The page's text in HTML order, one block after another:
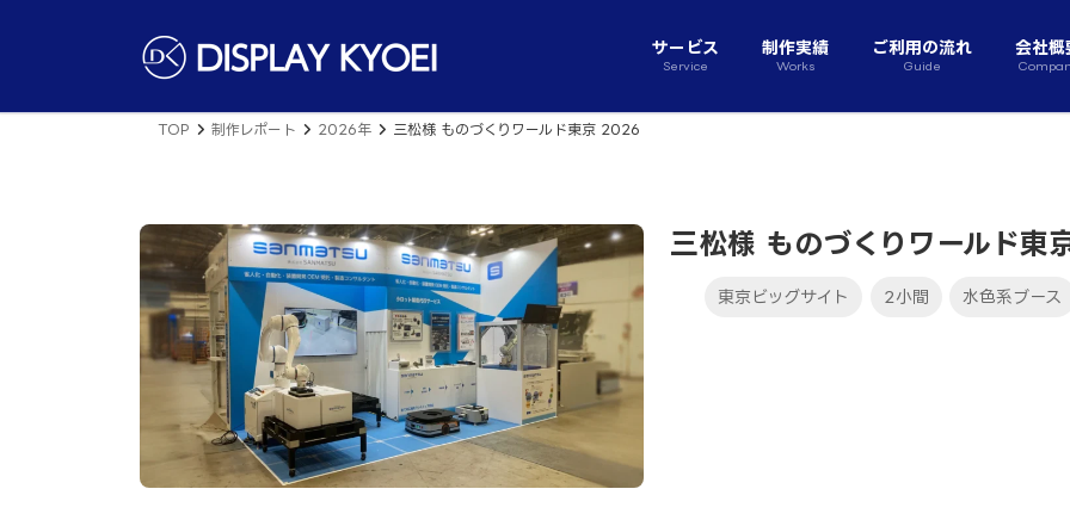
へ
ョ
サービス
Service
制作実績
Works
ご利用の流れ
Guide
会社概
TOP 制作レポート 2026年 三松様 ものづくりワールド東京 2026
三松様 ものづくりワールド東
東京ビッグサイト 2小間 水色系ブース